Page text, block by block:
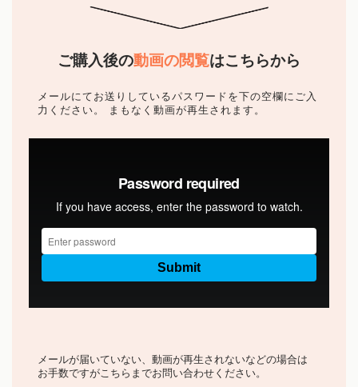
ご購入後の動画の閲覧はこちらから
メールにてお送りしているパスワードを下の空欄にご入
力ください。
まもなく動画が再生されます。
メールが届いていない、動画が再生されないなどの場合は
お手数ですがこちらまでお問い合わせください。